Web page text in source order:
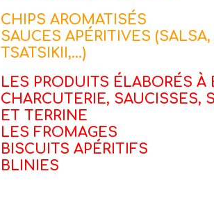
CHIPS AROMATISÉS
SAUCES APÉRITIVES
TSATSIKII,...)
LES PRODUITS ÉLABORÉS À
CHARCUTERIE, SAUCISSES,
ET TERRINE
LES FROMAGES
BISCUITS APÉRITIFS
BLINIES